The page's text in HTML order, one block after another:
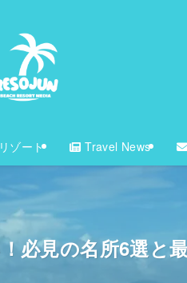
ゾート Travel News
必見の名所6選と